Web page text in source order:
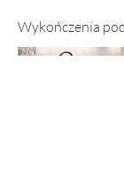
Wykończenia